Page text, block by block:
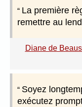
La première
remettre au
Diane de
Soyez
exécutez